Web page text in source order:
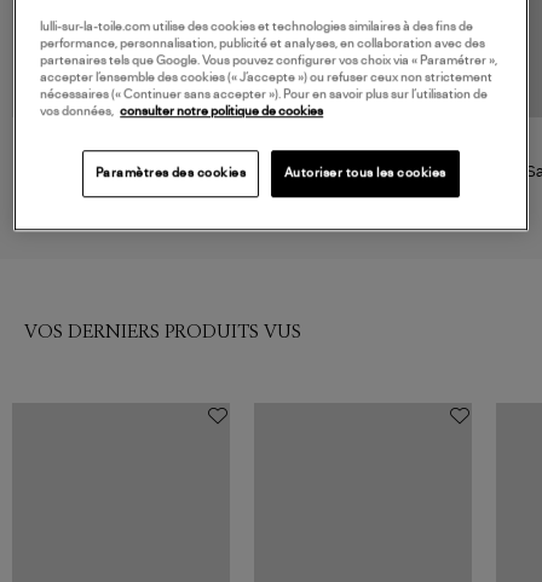
790,00 €
ISABEL MARANT
Sac Altay Small Noir
JEROME DREYFUSS
Sac Bobi S Python Noir
VOS DERNIERS PRODUITS VUS
lulli-sur-la-toile.com utilise des cookies et technologies similaires à des fins de
performance, personnalisation, publicité et analyses, en collaboration avec des
partenaires tels que Google. Vous pouvez configurer vos choix via « Paramétrer »,
accepter l’ensemble des cookies (« J’accepte ») ou refuser ceux non strictement
nécessaires (« Continuer sans accepter »). Pour en savoir plus sur l’utilisation de
vos données, consulter notre politique de cookies
Paramètres des cookies Autoriser tous les cookies